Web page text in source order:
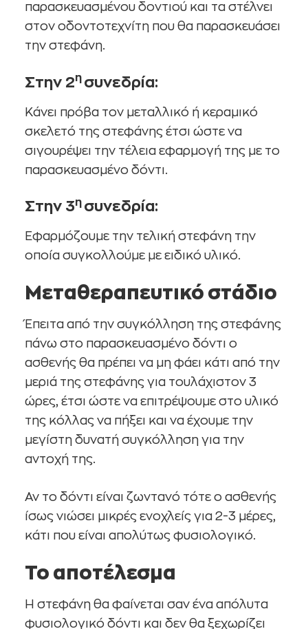
παρασκευασμένου δοντιού και τα στέλνει
στον οδοντοτεχνίτη που θα παρασκευάσει
την στεφάνη.
Στην 2η συνεδρία:
Κάνει πρόβα τον μεταλλικό ή κεραμικό
σκελετό της στεφάνης έτσι ώστε να
σιγουρέψει την τέλεια εφαρμογή της με το
παρασκευασμένο δόντι.
Στην 3η συνεδρία:
Εφαρμόζουμε την τελική στεφάνη την
οποία συγκολλούμε με ειδικό υλικό.
Μεταθεραπευτικό στάδιο
Έπειτα από την συγκόλληση της στεφάνης
πάνω στο παρασκευασμένο δόντι ο
ασθενής θα πρέπει να μη φάει κάτι από την
μεριά της στεφάνης για τουλάχιστον 3
ώρες, έτσι ώστε να επιτρέψουμε στο υλικό
της κόλλας να πήξει και να έχουμε την
μεγίστη δυνατή συγκόλληση για την
αντοχή της.
Αν το δόντι είναι ζωντανό τότε ο ασθενής
ίσως νιώσει μικρές ενοχλείς για 2-3 μέρες,
κάτι που είναι απολύτως φυσιολογικό.
Το αποτέλεσμα
Η στεφάνη θα φαίνεται σαν ένα απόλυτα
φυσιολογικό δόντι και δεν θα ξεχωρίζει